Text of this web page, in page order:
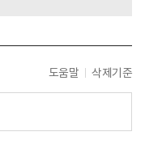
도움말 삭제기준